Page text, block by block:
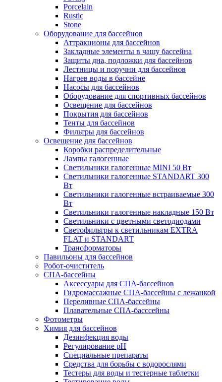
Porcelain
Rustic
Stone
Оборудование для бассейнов
Аттракционы для бассейнов
Закладные элементы в чашу бассейна
Защиты дна, подложки для бассейнов
Лестницы и поручни для бассейнов
Нагрев воды в бассейне
Насосы для бассейнов
Оборудование для спортивных бассейнов
Освещение для бассейнов
Покрытия для бассейнов
Тенты для бассейнов
Фильтры для бассейнов
Освещение для бассейнов
Коробки распределительные
Лампы галогенные
Светильники галогенные MINI 50 Вт
Светильники галогенные STANDART 300
Вт
Светильники галогенные встраиваемые 300
Вт
Светильники галогенные накладные 150 Вт
Светильники с цветными светодиодами
Светофильтры к светильникам EXTRA
FLAT и STANDART
Трансформаторы
Павильоны для бассейнов
Робот-очиститель
СПА-бассейны
Аксессуары для СПА-бассейнов
Гидромассажные СПА-бассейны с лежанкой
Переливные СПА-бассейны
Плавательные СПА-басссейны
Фотометры
Химия для бассейнов
Дезинфекция воды
Регулирование pH
Специальные препараты
Средства для борьбы с водорослями
Тестеры для воды и тестерные таблетки